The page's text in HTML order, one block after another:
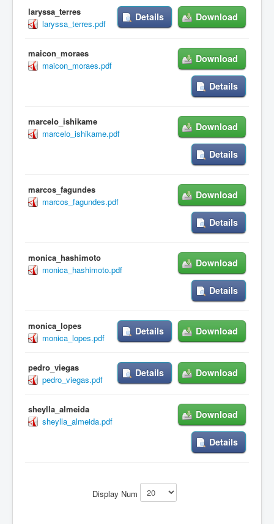
laryssa_terres
laryssa_terres.pdf
Download
Details
maicon_moraes
maicon_moraes.pdf
Download
Details
marcelo_ishikame
marcelo_ishikame.pdf
Download
Details
marcos_fagundes
marcos_fagundes.pdf
Download
Details
monica_hashimoto
monica_hashimoto.pdf
Download
Details
monica_lopes
monica_lopes.pdf
Download
Details
pedro_viegas
pedro_viegas.pdf
Download
Details
sheylla_almeida
sheylla_almeida.pdf
Download
Details
Display Num